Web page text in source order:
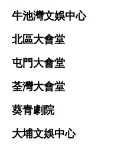
牛池灣文娛中心
北區大會堂
屯門大會堂
荃灣大會堂
葵青劇院
大埔文娛中心